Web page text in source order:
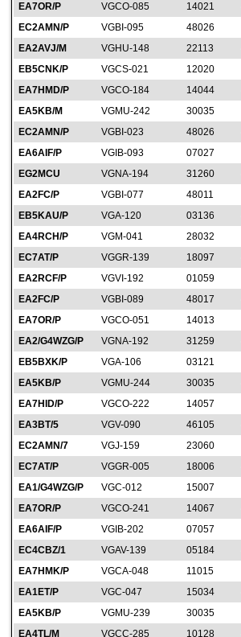
EA7OR/P
VGCO-085 14021
EC2AMN/P
VGBI-095 48026
EA2AVJ/M
VGHU-148 22113
EB5CNK/P
VGCS-021 12020
EA7HMD/P
VGCO-184 14044
EA5KB/M
VGMU-242 30035
EC2AMN/P
VGBI-023 48026
EA6AIF/P
VGIB-093 07027
EG2MCU
VGNA-194 31260
EA2FC/P
VGBI-077 48011
EB5KAU/P
VGA-120 03136
EA4RCH/P
VGM-041 28032
EC7AT/P
VGGR-139 18097
EA2RCF/P
VGVI-192 01059
EA2FC/P
VGBI-089 48017
EA7OR/P
VGCO-051 14013
EA2/G4WZG/P
VGNA-192 31259
EB5BXK/P
VGA-106 03121
EA5KB/P
VGMU-244 30035
EA7HID/P
VGCO-222 14057
EA3BT/5
VGV-090 46105
EC2AMN/7
VGJ-159 23060
EC7AT/P
VGGR-005 18006
EA1/G4WZG/P
VGC-012 15007
EA7OR/P
VGCO-241 14067
EA6AIF/P
VGIB-202 07057
EC4CBZ/1
VGAV-139 05184
EA7HMK/P
VGCA-048 11015
EA1ET/P
VGC-047 15034
EA5KB/P
VGMU-239 30035
EA4TL/M
VGCC-285 10128